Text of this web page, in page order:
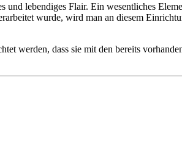
lebendiges Flair. Ein wesentliches
wurde, wird man an diesem
werden, dass sie mit den bereits